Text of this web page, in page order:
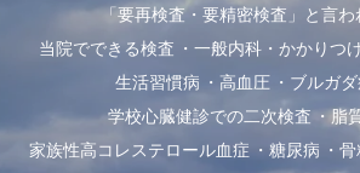
「要再検査・要精密検査」と言
当院でできる検査
一般内科・かかりつ
生活習慣病
高血圧
ブルガ
学校心臓健診での二次検査
脂
家族性高コレステロール血症
糖尿病 骨